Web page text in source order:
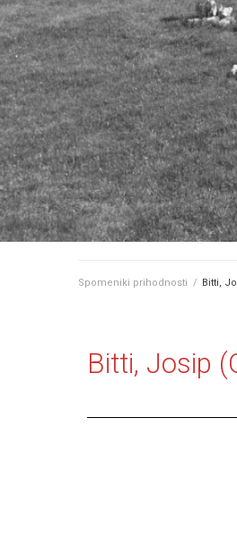
Spomeniki prihodnosti / Bitti,
Bitti, Josip